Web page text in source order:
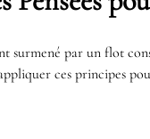
surmené par un flot
ces principes